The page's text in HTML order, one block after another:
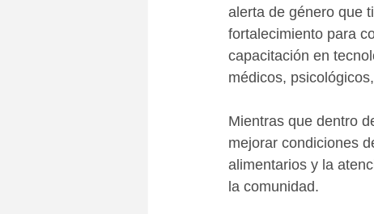
alerta de género que
fortalecimiento para
capacitación en
médicos,
Mientras que dentro
mejorar condiciones
alimentarios y la
la comunidad.